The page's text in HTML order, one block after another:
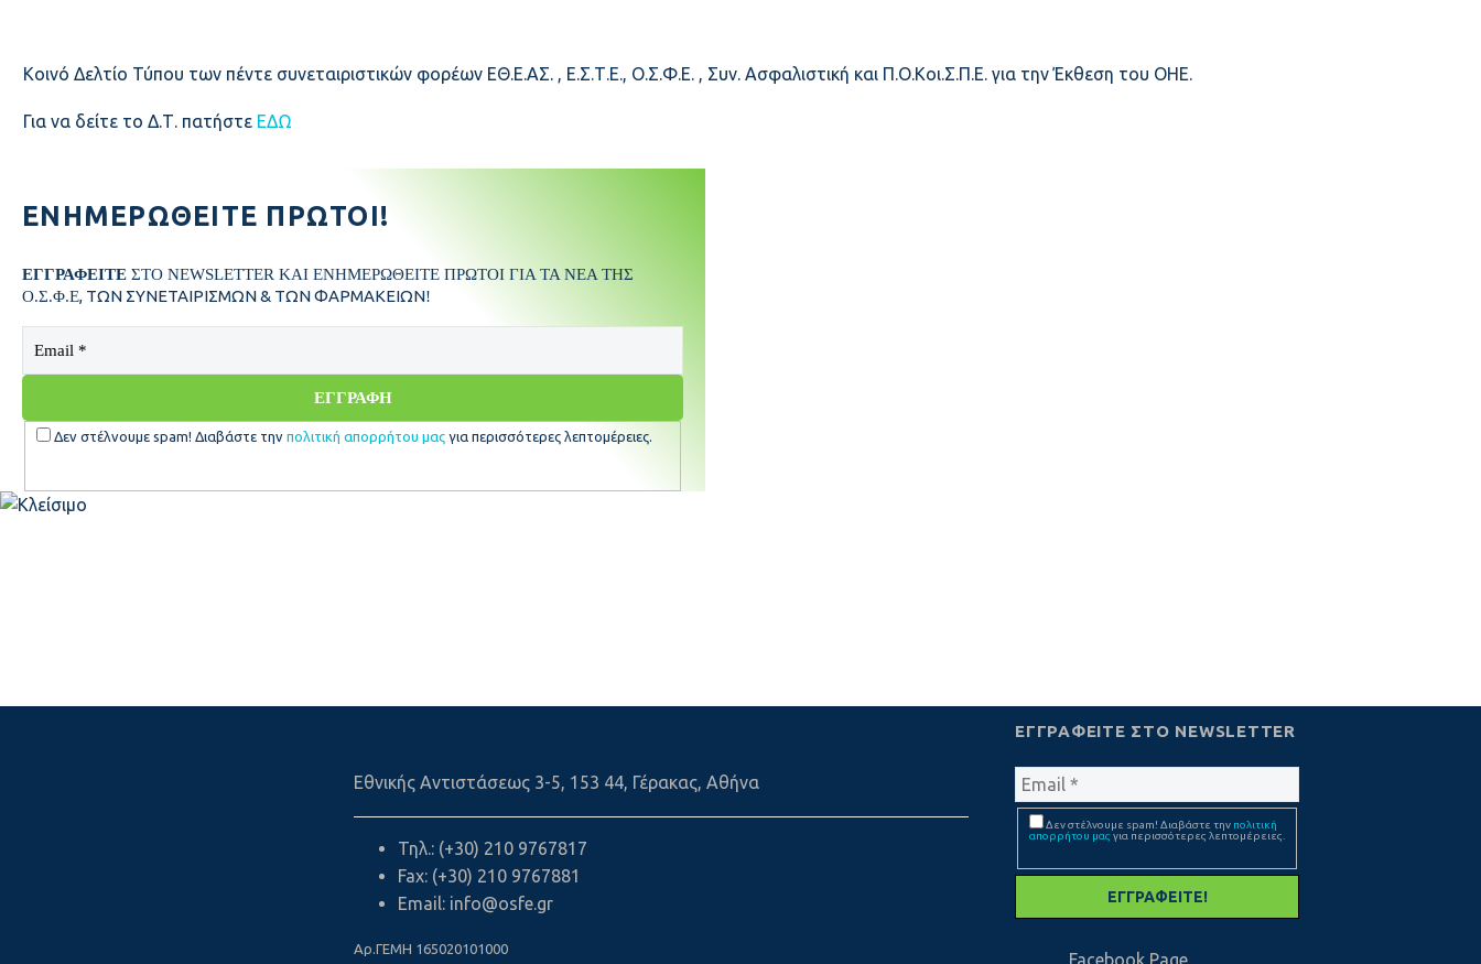
Κοινό Δελτίο Τύπου των πέντε συνεταιριστικών φορέων ΕΘ.Ε.ΑΣ. , Ε.Σ.Τ.Ε., Ο.Σ.Φ.Ε. , Συν. Ασφαλιστική και Π.Ο.Κοι.Σ.Π.Ε. για την Έκθεση του ΟΗΕ.
Για να δείτε το Δ.Τ. πατήστε ΕΔΩ
ΕΝΗΜΕΡΩΘΕΊΤΕ ΠΡΏΤΟΙ!
ΕΓΓΡΑΦΕΙΤΕ ΣΤΟ NEWSLETTER ΚΑΙ ΕΝΗΜΕΡΩΘΕΙΤΕ ΠΡΩΤΟΙ ΓΙΑ ΤΑ ΝΕΑ ΤΗΣ
Ο.Σ.Φ.Ε, ΤΩΝ ΣΥΝΕΤΑΙΡΙΣΜΩΝ & ΤΩΝ ΦΑΡΜΑΚΕΙΩΝ!
Δεν στέλνουμε spam! Διαβάστε την πολιτική απορρήτου μας για περισσότερες λεπτομέρειες.
Εθνικής Αντιστάσεως 3-5, 153 44, Γέρακας, Αθήνα
Τηλ.: (+30) 210 9767817
Fax: (+30) 210 9767881
Email: info@osfe.gr
Aρ.ΓΕΜΗ 165020101000
ΕΓΓΡΑΦΕΊΤΕ ΣΤΟ NEWSLETTER
Δεν στέλνουμε spam! Διαβάστε την πολιτική
απορρήτου μας για περισσότερες λεπτομέρειες.
Facebook Page